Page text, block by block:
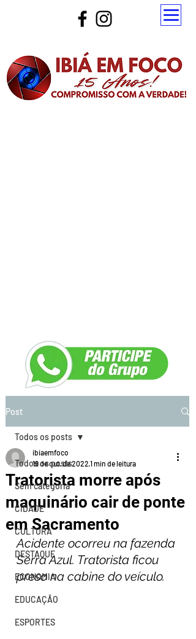
Post
Todos os posts
Sem categoria
CIDADE
CULTURA
DESTAQUE
ECONOMIA
EDUCAÇÃO
ESPORTES
Todos os posts
Tratorista morre após
maquinário cair de ponte
em Sacramento
ibiaemfoco
19 de out. de 2022 1 min de leitura
Acidente ocorreu na fazenda
Serra Azul. Tratorista ficou
preso na cabine do veículo.